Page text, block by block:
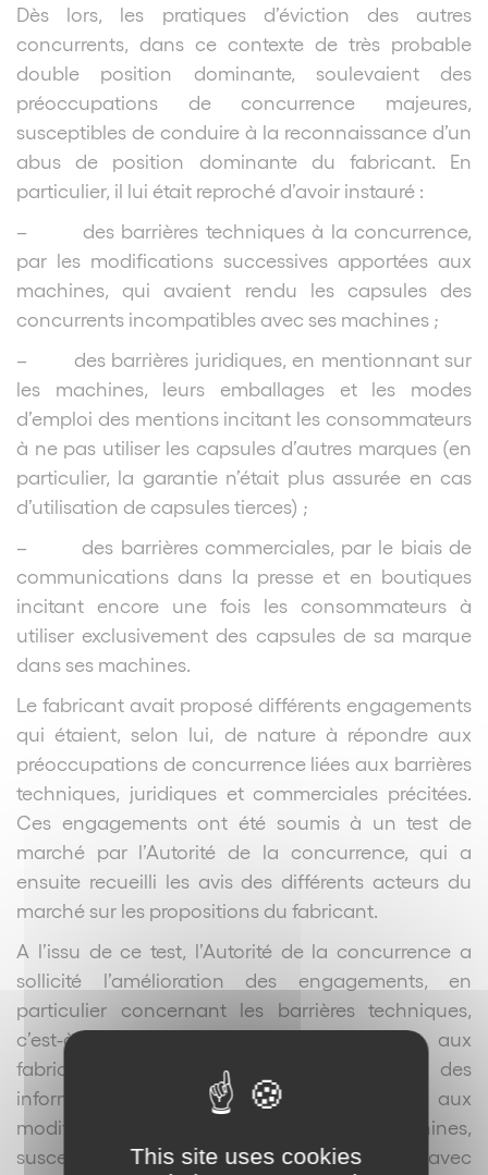
Dès lors, les pratiques d’éviction des autres
concurrents, dans ce contexte de très probable
double position dominante, soulevaient des
préoccupations de concurrence majeures,
susceptibles de conduire à la reconnaissance d’un
abus de position dominante du fabricant. En
particulier, il lui était reproché d’avoir instauré :
– des barrières techniques à la concurrence,
par les modifications successives apportées aux
machines, qui avaient rendu les capsules des
concurrents incompatibles avec ses machines ;
– des barrières juridiques, en mentionnant sur
les machines, leurs emballages et les modes
d’emploi des mentions incitant les consommateurs
à ne pas utiliser les capsules d’autres marques (en
particulier, la garantie n’était plus assurée en cas
d’utilisation de capsules tierces) ;
– des barrières commerciales, par le biais de
communications dans la presse et en boutiques
incitant encore une fois les consommateurs à
utiliser exclusivement des capsules de sa marque
dans ses machines.
Le fabricant avait proposé différents engagements
qui étaient, selon lui, de nature à répondre aux
préoccupations de concurrence liées aux barrières
techniques, juridiques et commerciales précitées.
Ces engagements ont été soumis à un test de
marché par l’Autorité de la concurrence, qui a
ensuite recueilli les avis des différents acteurs du
marché sur les propositions du fabricant.
A l’issu de ce test, l’Autorité de la concurrence a
sollicité l’amélioration des engagements, en
particulier concernant les barrières techniques,
c’est-à-dire concernant la transmission aux
fabricants de capsules concurrents des
informations techniques relatives aux
modifications apportées aux machines,
susceptibles d’entraîner une incompatibilité avec
This site uses cookies